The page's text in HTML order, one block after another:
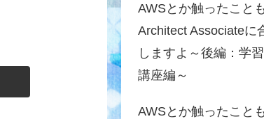
AWSとか触ったこと
Architect Associateに
しますよ～後編：学
講座編～
AWSとか触ったこと